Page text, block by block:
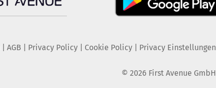
AGB Privacy Policy| Cookie Policy| Privacy Einstellungen
© 2026 First Avenue GmbH